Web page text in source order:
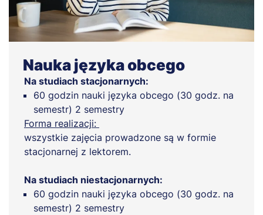
Nauka języka obcego
Na studiach stacjonarnych:
60 godzin nauki języka obcego (30 godz. na
semestr) 2 semestry
Forma realizacji:
wszystkie zajęcia prowadzone są w formie
stacjonarnej z lektorem.
Na studiach niestacjonarnych:
60 godzin nauki języka obcego (30 godz. na
semestr) 2 semestry